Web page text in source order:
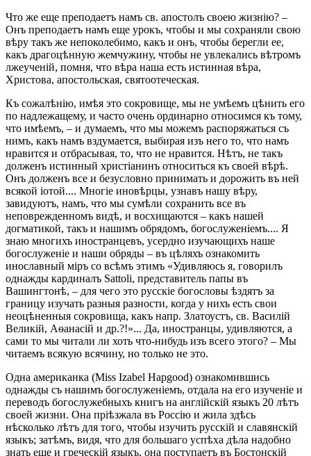
Что же еще преподаетъ намъ св. апостолъ своею жизнію? –
Онъ преподаетъ намъ еще урокъ, чтобы и мы сохраняли свою
вѣру такъ же непоколебимо, какъ и онъ, чтобы берегли ее,
какъ драгоцѣнную жемчужину, чтобы не увлекались вѣтромъ
лжеученій, помня, что вѣра наша есть истинная вѣра,
Христова, апостольская, святоотеческая.
Къ сожалѣнію, имѣя это сокровище, мы не умѣемъ цѣнить его
по надлежащему, и часто очень ординарно относимся къ тому,
что имѣемъ, – и думаемъ, что мы можемъ распоряжаться съ
нимъ, какъ намъ вздумается, выбирая изъ него то, что намъ
нравится и отбрасывая, то, что не нравится. Нѣтъ, не такъ
долженъ истинный христіанинъ относиться къ своей вѣрѣ.
Онъ долженъ все и безусловно принимать и дорожить въ ней
всякой іотой.... Многіе иновѣрцы, узнавъ нашу вѣру,
завидуютъ, намъ, что мы сумѣли сохранить все въ
неповрежденномъ видѣ, и восхищаются – какъ нашей
догматикой, такъ и нашимъ обрядомъ, богослуженіемъ.... Я
знаю многихъ иностранцевъ, усердно изучающихъ наше
богослуженіе и наши обряды – въ цѣляхъ ознакомить
инославный міръ со всѣмъ этимъ «Удивляюсь я, говорилъ
однажды кардиналъ Sattoli, представитель папы въ
Вашингтонѣ, – для чего это русскіе богословы ѣздятъ за
границу изучать разныя разности, когда у нихъ есть свои
неоцѣненныя сокровища, какъ напр. Златоустъ, св. Василій
Великій, Аѳанасій и др.?!»... Да, иностранцы, удивляются, а
сами то мы читали ли хоть что-нибудь изъ всего этого? – Мы
читаемъ всякую всячину, но только не это.
Одна американка (Miss Izabel Hapgood) ознакомившись
однажды съ нашимъ богослуженіемъ, отдала на его изученіе и
переводъ богослужебныхъ книгъ на англійскій языкъ 20 лѣтъ
своей жизни. Она пріѣзжала въ Россію и жила здѣсь
нѣсколько лѣтъ для того, чтобы изучить русскій и славянскій
языкъ; затѣмъ, видя, что для большаго успѣха дѣла надобно
знать еще и греческій языкъ, она поступаетъ въ Бостонскій